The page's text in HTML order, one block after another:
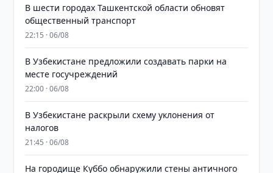
В шести городах Ташкентской области обновят
общественный транспорт
22:15 · 06/08
В Узбекистане предложили создавать парки на
месте госучреждений
22:00 · 06/08
В Узбекистане раскрыли схему уклонения от
налогов
21:45 · 06/08
На городище Куббо обнаружили стены античного